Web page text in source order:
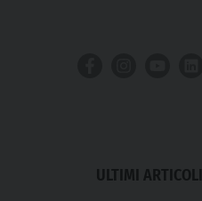
ULTIMI ARTICOLI